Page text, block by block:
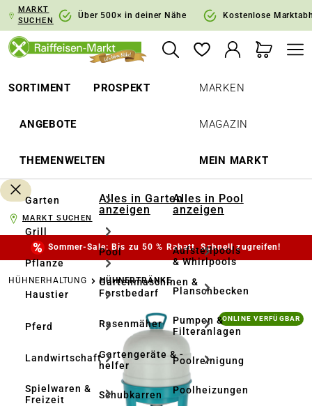
Zur Hauptnavigation springen
MARKT
SUCHEN
Über 500× in deiner Nähe Kostenlose
SORTIMENT PROSPEKT
ANGEBOTE
THEMENWELTEN
MARKEN
MAGAZIN
MEIN MARKT
Garten
Grill
Pflanze
Haustier
Pferd
Landwirtschaft
Spielwaren &
Freizeit
Alles in Garten
anzeigen
Pool
Gartenmaschinen &
Forstbedarf
Rasenmäher
Gartengeräte & -
helfer
Schubkarren
Alles in Pool
anzeigen
Aufstellpools
& Whirlpools
Planschbecken
Pumpen &
Filteranlagen
Poolreinigung
Poolheizungen
MARKT SUCHEN
Sommer-Sale: Bis zu 50 % Rabatt. Schnell zugreifen!
HÜHNERHALTUNG HÜHNERTRÄNKE
Bildergalerie überspringen ONLINE VERFÜGBAR